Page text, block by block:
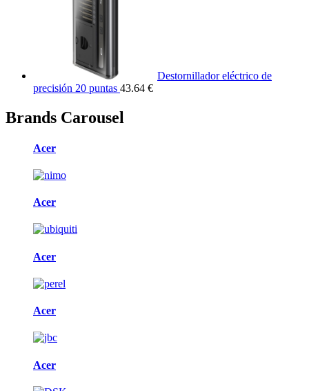
Destornillador eléctrico de
precisión 20 puntas 43.64 €
Brands Carousel
Acer
Acer
Acer
Acer
Acer